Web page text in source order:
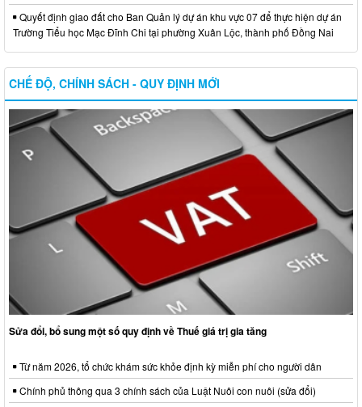
Quyết định giao đất cho Ban Quản lý dự án khu vực 07 để thực hiện dự án
Trường Tiểu học Mạc Đĩnh Chi tại phường Xuân Lộc, thành phố Đồng Nai
CHẾ ĐỘ, CHÍNH SÁCH - QUY ĐỊNH MỚI
Sửa đổi, bổ sung một số quy định về Thuế giá trị gia tăng
Từ năm 2026, tổ chức khám sức khỏe định kỳ miễn phí cho người dân
Chính phủ thông qua 3 chính sách của Luật Nuôi con nuôi (sửa đổi)